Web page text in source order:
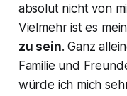
absolut nicht von
Vielmehr ist es
zu sein. Ganz
Familie und
würde ich mich